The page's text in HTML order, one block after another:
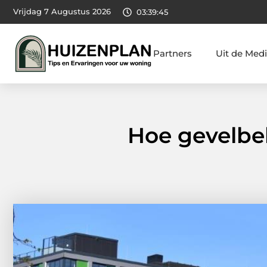
Vrijdag 7 Augustus 2026 03:39:46
Partners Uit de
Hoe